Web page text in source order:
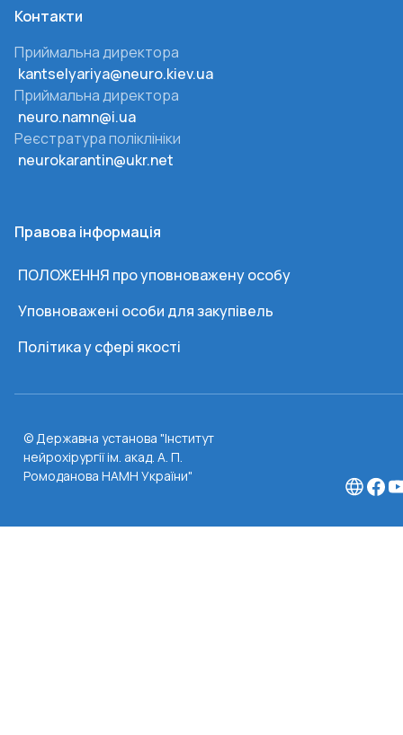
Контакти
Приймальна директора
kantselyariya@neuro.kiev.ua
Приймальна директора
neuro.namn@i.ua
Реєстратура поліклініки
neurokarantin@ukr.net
Правова інформація
ПОЛОЖЕННЯ про уповноважену особу
Уповноважені особи для закупівель
Політика у сфері якості
© Державна установа "Інститут
нейрохірургії ім. акад. А. П.
Ромоданова НАМН України"